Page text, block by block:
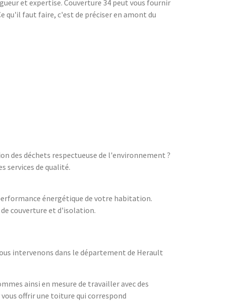
et expertise. Couverture 34 peut vous fournir
qu'il faut faire, c'est de préciser en amont du
des déchets respectueuse de l'environnement ?
services de qualité.
énergétique de votre habitation.
couverture et d'isolation.
intervenons dans le département de Herault
ainsi en mesure de travailler avec des
offrir une toiture qui correspond